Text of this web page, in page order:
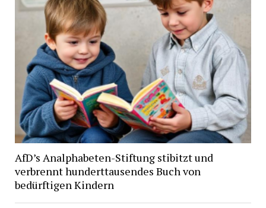
AfD’s Analphabeten-Stiftung stibitzt und
verbrennt hunderttausendes Buch von
bedürftigen Kindern